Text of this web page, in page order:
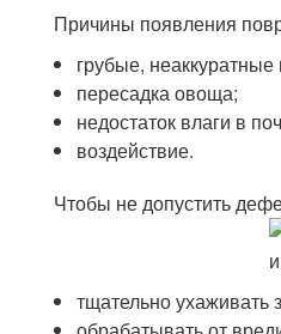
Причины появления
грубые, неаккуратные
пересадка овоща;
недостаток влаги в
воздействие.
Чтобы не допустить
тщательно ухаживать